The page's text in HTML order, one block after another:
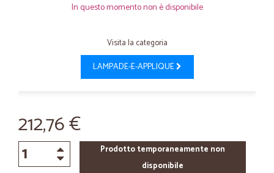
In questo momento non è disponibile
Visita la categoria
LAMPADE-E-APPLIQUE
212,76 €
Prodotto temporaneamente non
disponibile